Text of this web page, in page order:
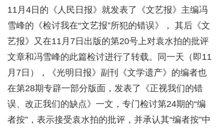
11月4日的《人民日报》就发表了《文艺报》主编冯
雪峰的《检讨我在“文艺报”所犯的错误》， 其后《文
艺报》又在11月7日出版的第20号上对袁水拍的批评
文章和冯雪峰的此篇检讨进行了转载。同一天（即11
月7日），《光明日报》副刊《文学遗产》的编者也
在第28期专辟一部分版面，发表了《正视我们的错
误、改正我们的缺点》一文，专门检讨第24期的“编
者按”，表示接受袁水拍的批评，并承认其“编者按”中